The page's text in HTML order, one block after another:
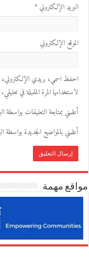
البريد الإلكتروني*
الموقع الإلكتروني
احفظ اسمي، بريدي الإلكتروني،
لاستخدامها المرة المقبلة في تعليقي.
أعلمني بمتابعة التعليقات بواسطة
أعلمني بالمواضيع الجديدة بواسطة
مواقع مهمة